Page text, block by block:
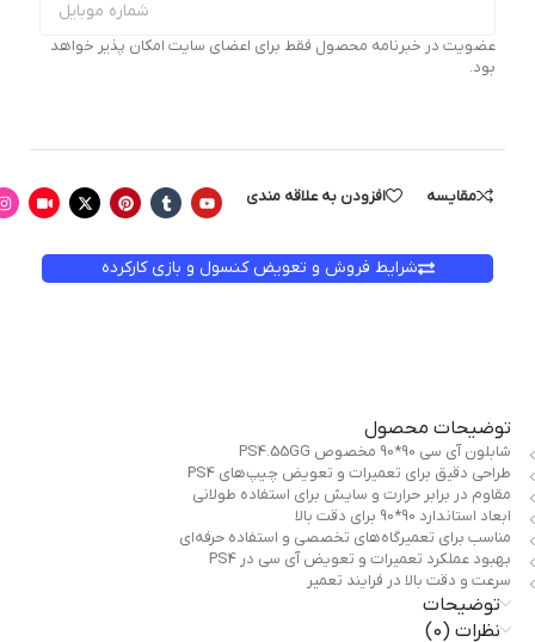
عضویت در خبرنامه محصول فقط برای اعضای سایت امکان پذیر خواهد
بود.
مقایسه افزودن به علاقه مندی
شرایط فروش و تعویض کنسول و بازی کارکرده
توضیحات محصول
شابلون آی سی 90*90 مخصوص PS4.55GG
طراحی دقیق برای تعمیرات و تعویض چیپ‌های PS4
مقاوم در برابر حرارت و سایش برای استفاده طولانی
ابعاد استاندارد 90*90 برای دقت بالا
مناسب برای تعمیرگاه‌های تخصصی و استفاده حرفه‌ای
بهبود عملکرد تعمیرات و تعویض آی سی در PS4
سرعت و دقت بالا در فرایند تعمیر
توضیحات
نظرات (0)